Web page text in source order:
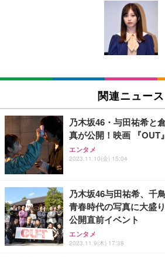
[EdoErgo] オフィスチェア
い 跳ね上げ式アームレスト
キング pc 事務椅子 360度
ン樹脂ベース 通気性メッシ
(黒網+黒枠+黒足)
SIHOO B100 オフィスチェ
ュチェア 人間工学 疲れない
￥27,999
Sezlife オフィスチェア デ
ワーク チェア 強化バックレ
能 人間工学 椅子 腰サポー
務用 おしゃれ パソコンチ
Sezlife オフィスチェア デ
ワーク チェア 強化バックレ
能 人間工学 椅子 腰サポー
レスト 3Dヘッドレスト ハ
EIZO ビジネス向けプレミ
EV3240X-WT | 31.5型4K
EIZO ビジネス向けプレミ
￥109,572
【純正品】27"ゲーミングモ
フック付き（CFI-ZDM1J）
【整備済み品】Dell
ー フルHD（1920×1080）
ort/VGA スピーカー内蔵 高
応 ComfortView ビジネス向
￥15,800
Amazonベーシック ペット
回使い捨て 無香料 ホワイト
Amazonベーシック ペット
x2袋(84枚) ホワイト(吸収面:
￥3,234
ネオ・ルーライフ ネオ・オ
り 単品
Smart Basic(スマートベ
限定】 Smart Basic アイリ
超厚型 お徳用 ワイド 100枚
関連ニュース
乃木坂46・与田祐希と
真が公開！映画 『OUT』
エンタメ
2023.11.10(金) 15:04
乃木坂46与田祐希、千
青春時代の写真に大盛
公開直前イベント
エンタメ
2023.11.9(木) 17:38